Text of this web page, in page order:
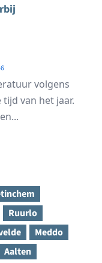
volgens
van het jaar.
Ruurlo
Meddo
Aalten